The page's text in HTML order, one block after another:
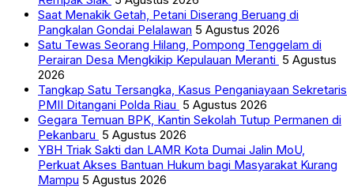
Saat Menakik Getah, Petani Diserang Beruang di
Pangkalan Gondai Pelalawan 5 Agustus 2026
Satu Tewas Seorang Hilang, Pompong Tenggelam di
Perairan Desa Mengkikip Kepulauan Meranti 5 Agustus
2026
Tangkap Satu Tersangka, Kasus Penganiayaan Sekretaris
PMII Ditangani Polda Riau 5 Agustus 2026
Gegara Temuan BPK, Kantin Sekolah Tutup Permanen di
Pekanbaru 5 Agustus 2026
YBH Triak Sakti dan LAMR Kota Dumai Jalin MoU,
Perkuat Akses Bantuan Hukum bagi Masyarakat Kurang
Mampu 5 Agustus 2026